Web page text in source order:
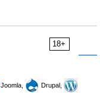
18+
Joomla,
Drupal,